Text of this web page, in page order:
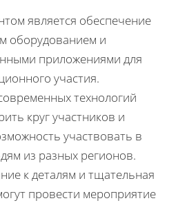
является обеспечение
оборудованием и
приложениями для
участия.
технологий
круг участников и
участвовать в
из разных регионов.
к деталям и тщательная
провести мероприятие